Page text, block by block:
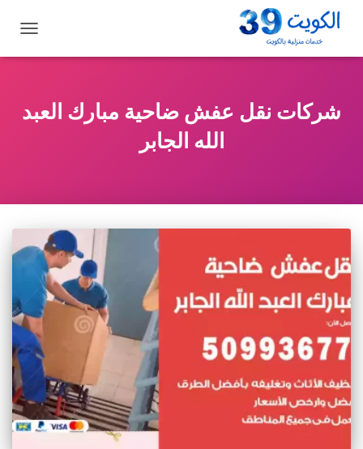
التنقل
شركات نقل عفش ضاحية مبارك العبد
الله الجابر